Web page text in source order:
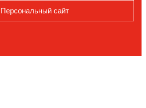
Персональный сайт